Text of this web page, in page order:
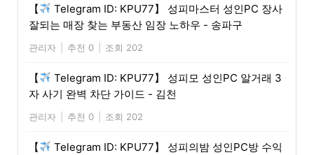
【
Telegram ID: KPU77】 성피마스터 성인PC 장사
잘되는 매장 찾는 부동산 임장 노하우 - 송파구
관리자 추천 0 조회 202
【
Telegram ID: KPU77】 성피모 성인PC 알거래 3
자 사기 완벽 차단 가이드 - 김천
관리자 추천 0 조회 202
【
Telegram ID: KPU77】 성피의밤 성인PC방 수익